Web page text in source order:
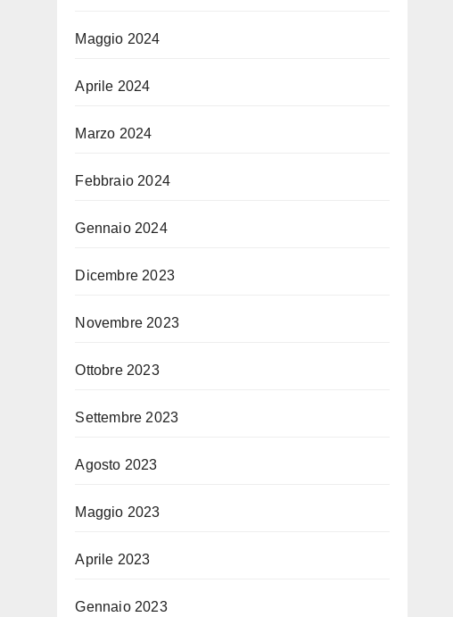
Maggio 2024
Aprile 2024
Marzo 2024
Febbraio 2024
Gennaio 2024
Dicembre 2023
Novembre 2023
Ottobre 2023
Settembre 2023
Agosto 2023
Maggio 2023
Aprile 2023
Gennaio 2023